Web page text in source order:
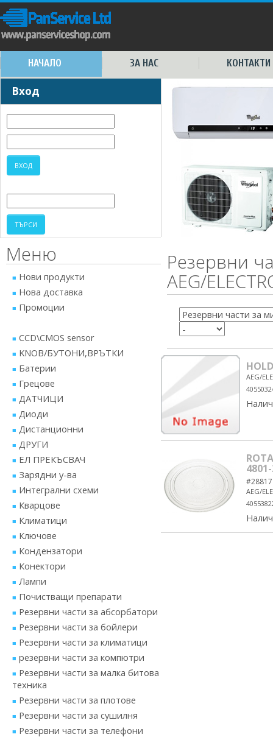
НАЧАЛО ЗА НАС КОНТАКТИ
Вход
Меню
Нови продукти
Нова доставка
Промоции
CCD\CMOS sensor
KNOB/БУТОНИ,ВРЪТКИ
Батерии
Грецове
ДАТЧИЦИ
Диоди
Дистанционни
ДРУГИ
ЕЛ ПРЕКЪСВАЧ
Зарядни у-ва
Интегрални схеми
Кварцове
Климатици
Ключове
Кондензатори
Конектори
Лампи
Почистващи препарати
Резервни части за абсорбатори
Резервни части за бойлери
Резервни части за климатици
резервни части за компютри
Резервни части за малка битова
техника
Резервни части за плотове
Резервни части за сушилня
Резервни части за телефони
Резервни
AEG/
AEG/
#28817
AEG/